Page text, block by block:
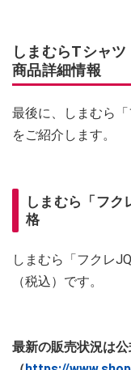
しまむらTシャ
商品詳細情報
最後に、しまむら
をご紹介します。
しまむら「フク
格
しまむら「フクレ
（税込）です。
最新の販売状況は